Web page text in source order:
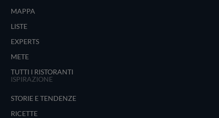
MAPPA
LISTE
EXPERTS
METE
TUTTI I RISTORANTI
ISPIRAZIONE
STORIE E TENDENZE
RICETTE